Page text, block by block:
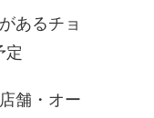
あるチョ
定
舗・オー